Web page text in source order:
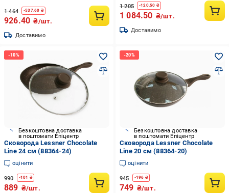
1 464 -537.60 ₴
926.40 ₴/шт.
Доставимо
1 205 -120.50 ₴
1 084.50 ₴/шт.
Доставимо
Безкоштовна доставка
в поштомати Епіцентр
Сковорода Lessner Chocolate
Line 24 см (88364-24)
оцінити
990 -101 ₴
889 ₴/шт.
Безкоштовна доставка
в поштомати Епіцентр
Сковорода Lessner Chocolate
Line 20 см (88364-20)
оцінити
945 -196 ₴
749 ₴/шт.